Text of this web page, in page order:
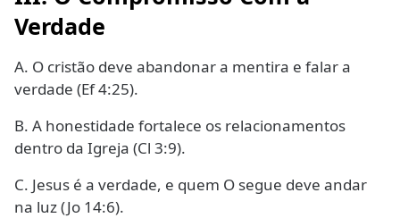
Verdade
A. O cristão deve abandonar a mentira e falar a
verdade (Ef 4:25).
B. A honestidade fortalece os relacionamentos
dentro da Igreja (Cl 3:9).
C. Jesus é a verdade, e quem O segue deve andar
na luz (Jo 14:6).